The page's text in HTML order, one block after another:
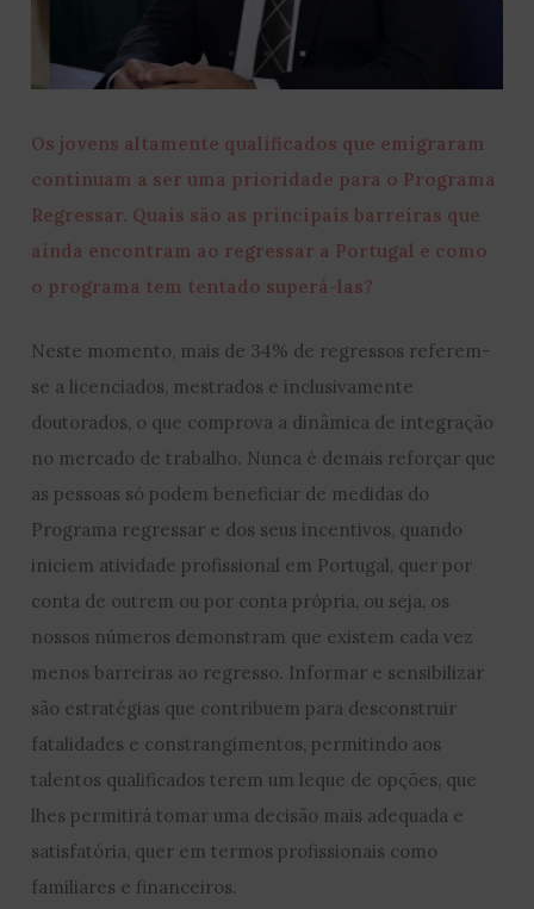
Os jovens altamente qualificados que emigraram
continuam a ser uma prioridade para o Programa
Regressar. Quais são as principais barreiras que
ainda encontram ao regressar a Portugal e como
o programa tem tentado superá-las?
Neste momento, mais de 34% de regressos referem-
se a licenciados, mestrados e inclusivamente
doutorados, o que comprova a dinâmica de integração
no mercado de trabalho. Nunca é demais reforçar que
as pessoas só podem beneficiar de medidas do
Programa regressar e dos seus incentivos, quando
iniciem atividade profissional em Portugal, quer por
conta de outrem ou por conta própria, ou seja, os
nossos números demonstram que existem cada vez
menos barreiras ao regresso. Informar e sensibilizar
são estratégias que contribuem para desconstruir
fatalidades e constrangimentos, permitindo aos
talentos qualificados terem um leque de opções, que
lhes permitirá tomar uma decisão mais adequada e
satisfatória, quer em termos profissionais como
familiares e financeiros.